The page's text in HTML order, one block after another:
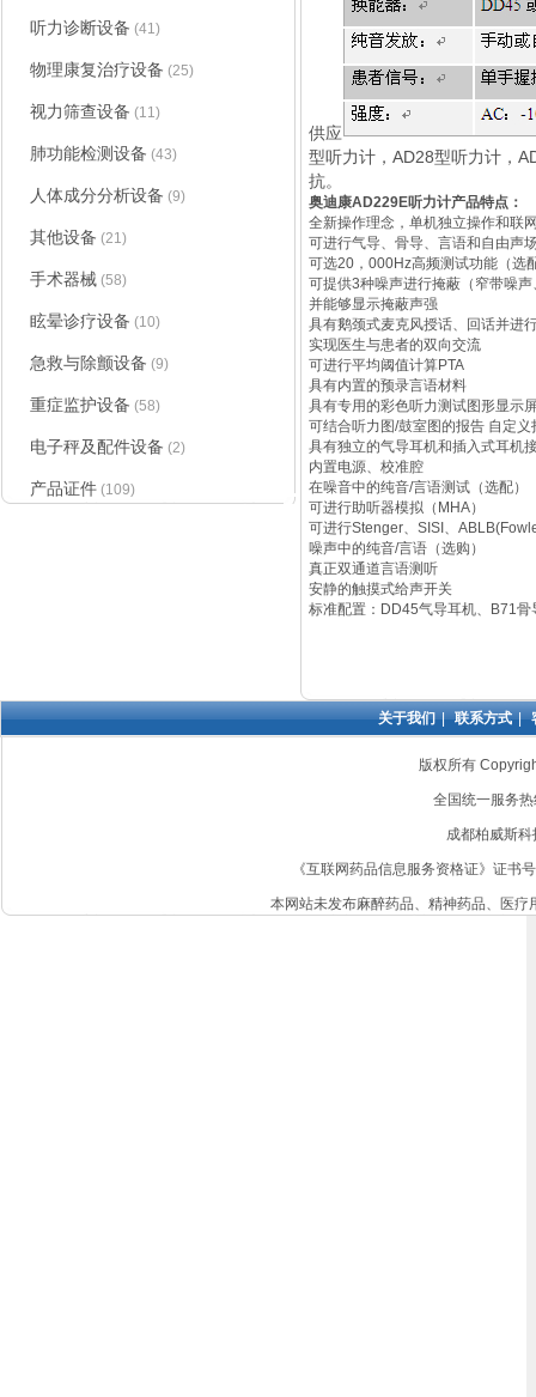
供应
型听力计，AD28型听力计，
抗。
奥迪康AD229E听力计产品特点：
全新操作理念，单机独立操作和联
可进行气导、骨导、言语和自由声
可选20，000Hz高频测试功能（选
可提供3种噪声进行掩蔽（窄带噪
并能够显示掩蔽声强
具有鹅颈式麦克风授话、回话并进
实现医生与患者的双向交流
可进行平均阈值计算PTA
具有内置的预录言语材料
具有专用的彩色听力测试图形显示
可结合听力图/鼓室图的报告 自定义
具有独立的气导耳机和插入式耳机
内置电源、校准腔
在噪音中的纯音/言语测试（选配）
可进行助听器模拟（MHA）
可进行Stenger、SISI、
噪声中的纯音/言语（选购）
真正双通道言语测听
安静的触摸式给声开关
标准配置：DD45气导耳机、B71
听力诊断设备 (41)
物理康复治疗设备 (25)
视力筛查设备 (11)
肺功能检测设备 (43)
人体成分分析设备 (9)
其他设备 (21)
手术器械 (58)
眩晕诊疗设备 (10)
急救与除颤设备 (9)
重症监护设备 (58)
电子秤及配件设备 (2)
产品证件 (109)
版权所有
全国统一服务
成都柏威斯
《互联网药品信息服务资格证》证书
本网站未发布麻醉药品、精神药品、医
关于我们 | 联系方式 |